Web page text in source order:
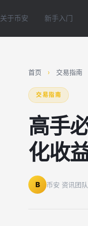
关于币安 新手入门
首页 › 交易指南
交易指南
高手
化收
B 币安 资讯团队